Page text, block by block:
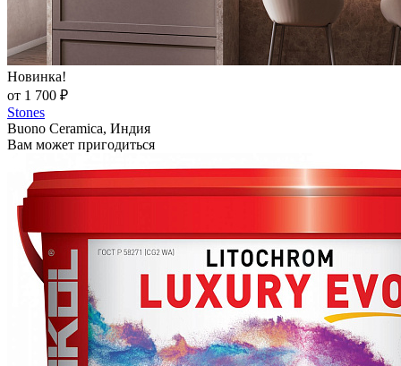
Новинка!
от 1 700 ₽
Stones
Buono Ceramica, Индия
Вам может пригодиться